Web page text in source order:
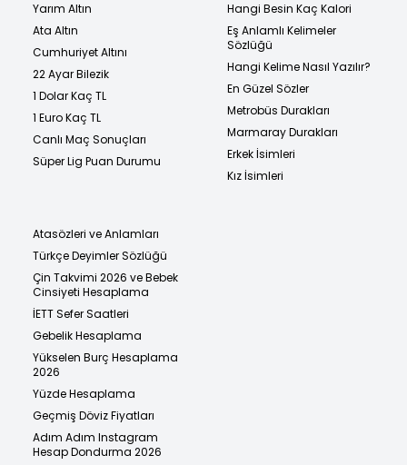
Yarım Altın
Ata Altın
Cumhuriyet Altını
22 Ayar Bilezik
1 Dolar Kaç TL
1 Euro Kaç TL
Canlı Maç Sonuçları
Süper Lig Puan Durumu
Hangi Besin Kaç Kalori
Eş Anlamlı Kelimeler
Sözlüğü
Hangi Kelime Nasıl Yazılır?
En Güzel Sözler
Metrobüs Durakları
Marmaray Durakları
Erkek İsimleri
Kız İsimleri
Atasözleri ve Anlamları
Türkçe Deyimler Sözlüğü
Çin Takvimi 2026 ve Bebek
Cinsiyeti Hesaplama
İETT Sefer Saatleri
Gebelik Hesaplama
Yükselen Burç Hesaplama
2026
Yüzde Hesaplama
Geçmiş Döviz Fiyatları
Adım Adım Instagram
Hesap Dondurma 2026